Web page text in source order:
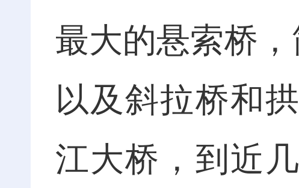
最大的悬索桥，
以及斜拉桥和
江大桥，到近